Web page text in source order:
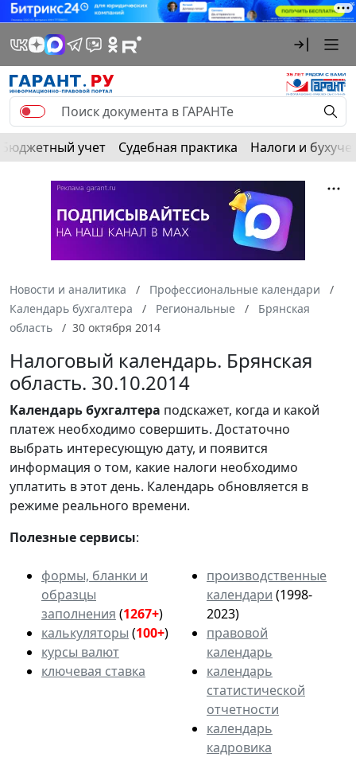
Бюджетный учет Судебная практика Налоги и
Новости и аналитика
Профессиональные календари
Календарь бухгалтера
Региональные
Брянская
область
30 октября 2014
Налоговый календарь. Брянская
область. 30.10.2014
Календарьбухгалтера подскажет, когда и какой
платеж необходимо совершить. Достаточно
выбрать интересующую дату, и появится
информация о том, какие налоги необходимо
уплатить в этот день. Календарь обновляется в
режиме реального времени.
Полезные сервисы:
формы, бланки и
образцы
заполнения (1267+)
калькуляторы (100+)
курсы валют
ключевая ставка
производственные
календари (1998-
2023)
правовой
календарь
календарь
статистической
отчетности
календарь
кадровика